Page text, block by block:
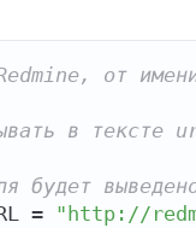
от
в тексте
будет
=
"http://